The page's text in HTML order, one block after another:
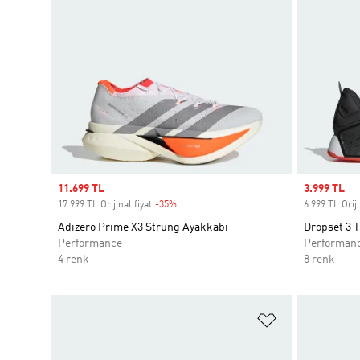
Sale price
11.699 TL
17.999 TL Orijinal fiyat -35%
Adizero Prime X3 Strung Ayakkabı
Performance
4 renk
Sale price
3.999 TL
6.999 TL
Dropset 3
8 renk